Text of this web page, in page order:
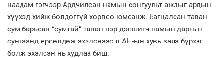
наадам гэгчээр Ардчилсан намын сонгуульт ажлыг ардын
хүүхэд хийж болдоггүй хорвоо юмсанж. Багцалсан таван
сум барьсан “сумтай” таван нэр дэвшигч намын даргын
сунгаанд өрсөлдөж эхэлснээс л АН-ын хувь заяа бүрхэг
болж эхэлсэн нь худлаа биш.